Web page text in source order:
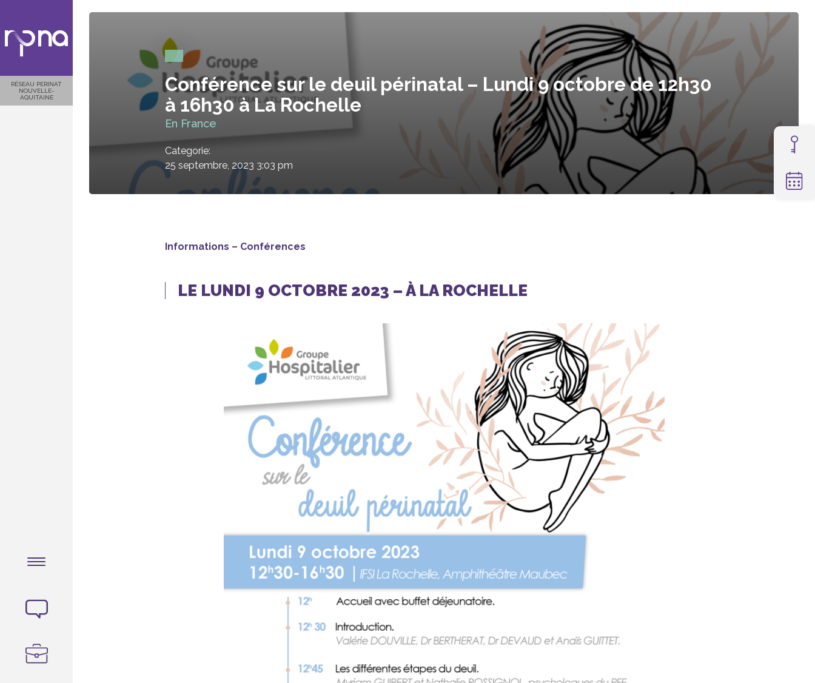
RÉSEAU PERINAT
NOUVELLE-
AQUITAINE
Conférence sur le deuil périnatal – Lundi 9 octobre de 12h30
à 16h30 à La Rochelle
En France
Categorie:
25 septembre, 2023 3:03 pm
Informations – Conférences
LE LUNDI 9 OCTOBRE 2023 – À LA ROCHELLE